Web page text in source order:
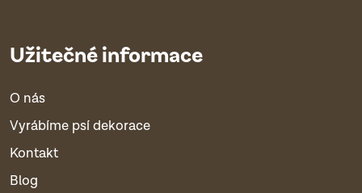
Užitečné informace
O nás
Vyrábíme psí dekorace
Kontakt
Blog